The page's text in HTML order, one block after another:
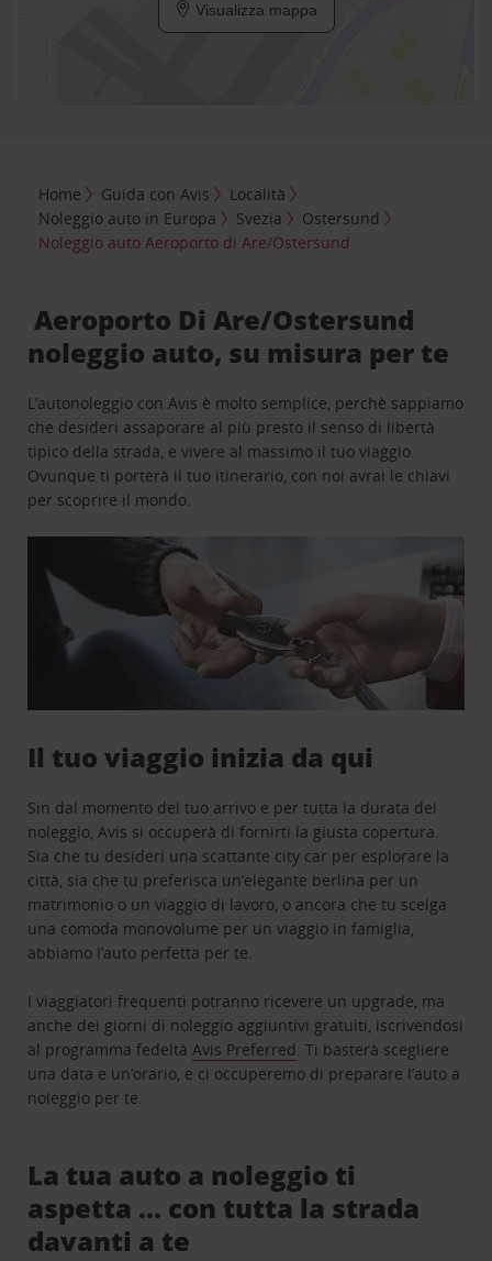
Visualizza mappa
Home Guida con Avis
Località
Noleggio auto in Europa
Svezia
Ostersund
Noleggio auto Aeroporto di Are/Ostersund
Aeroporto Di Are/Ostersund
noleggio auto, su misura per te
L’autonoleggio con Avis è molto semplice, perchè sappiamo
che desideri assaporare al più presto il senso di libertà
tipico della strada, e vivere al massimo il tuo viaggio.
Ovunque ti porterà il tuo itinerario, con noi avrai le chiavi
per scoprire il mondo.
Il tuo viaggio inizia da qui
Sin dal momento del tuo arrivo e per tutta la durata del
noleggio, Avis si occuperà di fornirti la giusta copertura.
Sia che tu desideri una scattante city car per esplorare la
città, sia che tu preferisca un’elegante berlina per un
matrimonio o un viaggio di lavoro, o ancora che tu scelga
una comoda monovolume per un viaggio in famiglia,
abbiamo l’auto perfetta per te.
I viaggiatori frequenti potranno ricevere un upgrade, ma
anche dei giorni di noleggio aggiuntivi gratuiti, iscrivendosi
al programma fedeltàAvis Preferred. Ti basterà scegliere
una data e un’orario, e ci occuperemo di preparare l’auto a
noleggio per te.
La tua auto a noleggio ti
aspetta … con tutta la strada
davanti a te